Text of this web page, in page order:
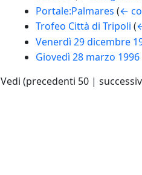
Portale:Palmares (←
Trofeo Città di Tripoli (
Venerdì 29 dicembre
Giovedì 28 marzo
Vedi (precedenti 50 |